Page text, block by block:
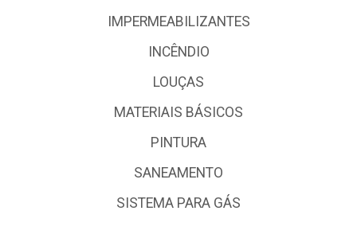
IMPERMEABILIZANTES
INCÊNDIO
LOUÇAS
MATERIAIS BÁSICOS
PINTURA
SANEAMENTO
SISTEMA PARA GÁS